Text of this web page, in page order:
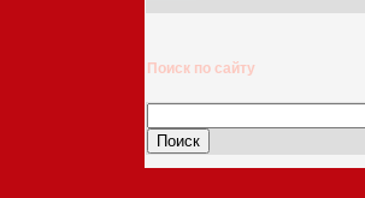
Поиск по сайту
Найти: